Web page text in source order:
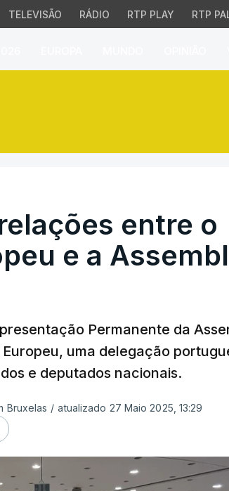
TELEVISÃO RÁDIO RTP PLAY RTP
entre o
entre o
e a
Permanente da
uma delegação
e deputados nacionais.
Bruxelas / atualizado 27 Maio 2025, 13:29